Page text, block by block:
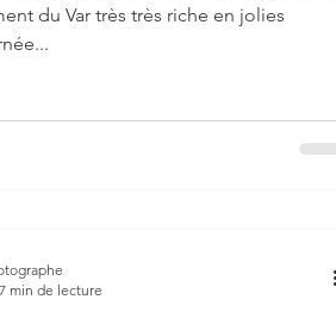
du Var très très riche en jolies
7 min de lecture